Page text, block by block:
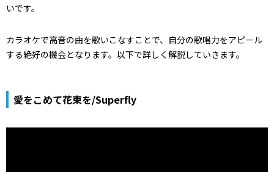
いです。
カラオケで高音の曲を歌いこなすことで、自分の歌唱力をアピール
する絶好の機会となります。以下で詳しく解説していきます。
愛をこめて花束を/Superfly